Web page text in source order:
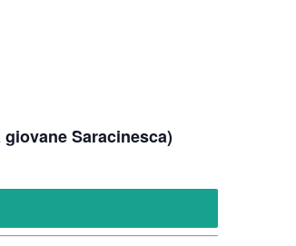
Saracinesca)